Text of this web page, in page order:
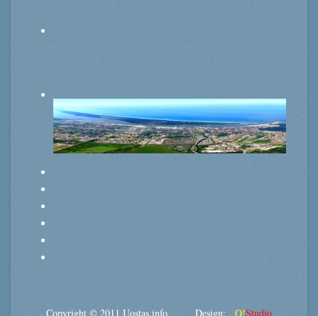
Copyright © 2011 Uostas.info Design: O!Studio